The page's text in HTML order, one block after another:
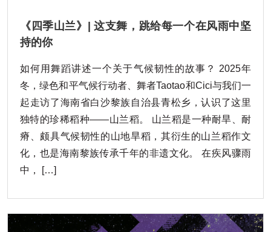
《四季山兰》| 这支舞，跳给每一个在风雨中坚
持的你
如何用舞蹈讲述一个关于气候韧性的故事？ 2025年
冬，绿色和平气候行动者、舞者Taotao和Cici与我们一
起走访了海南省白沙黎族自治县青松乡，认识了这里
独特的珍稀稻种——山兰稻。 山兰稻是一种耐旱、耐
瘠、颇具气候韧性的山地旱稻，其衍生的山兰稻作文
化，也是海南黎族传承千年的非遗文化。 在疾风骤雨
中， […]